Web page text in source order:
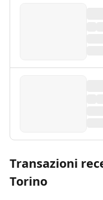
Transazioni
Torino